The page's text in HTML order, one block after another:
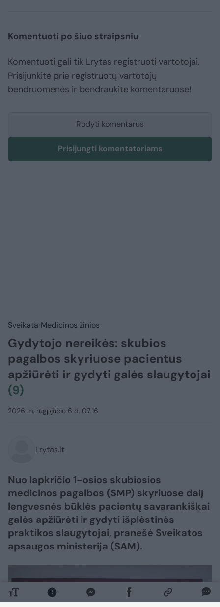
Komentuoti po šiuo straipsniu
Komentuoti gali tik Lrytas registruoti vartotojai.
Prisijunkite prie registruotų vartotojų
bendruomenės ir bendraukite komentaruose!
Rodyti komentarus
Prisijungti komentatoriams
Sveikata Medicinos žinios
Gydytojo nereikės: skubios
pagalbos skyriuose pacientus
apžiūrėti ir gydyti galės slaugytojai
(9)
2026 m. rugpjūčio 6 d. 07:16
Lrytas.lt
Nuo lapkričio 1-osios skubiosios
medicinos pagalbos (SMP) skyriuose dalį
lengvesnės būklės pacientų savarankiškai
galės apžiūrėti ir gydyti išplėstinės
praktikos slaugytojai, pranešė Sveikatos
apsaugos ministerija (SAM).